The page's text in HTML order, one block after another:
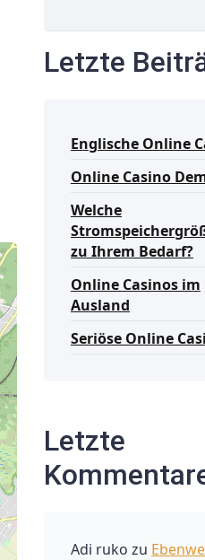
Letzte
Englische Online
Online Casino
Welche
zu Ihrem Bedarf?
Online Casinos im
Ausland
Seriöse Online
Letzte
Adi ruko zu